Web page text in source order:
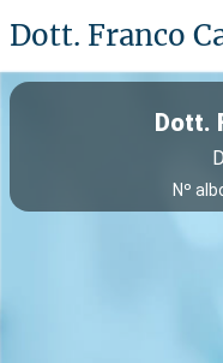
Dott. Franco
Dott.
Nº